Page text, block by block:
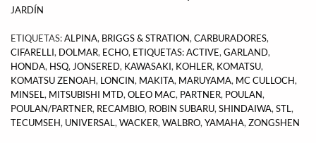
JARDÍN
ETIQUETAS:ALPINA, BRIGGS & STRATION, CARBURADORES,
CIFARELLI, DOLMAR, ECHO, ETIQUETAS: ACTIVE, GARLAND,
HONDA, HSQ, JONSERED, KAWASAKI, KOHLER, KOMATSU,
KOMATSU ZENOAH, LONCIN, MAKITA, MARUYAMA, MC CULLOCH,
MINSEL, MITSUBISHI MTD, OLEO MAC, PARTNER, POULAN,
POULAN/PARTNER, RECAMBIO, ROBIN SUBARU, SHINDAIWA, STL,
TECUMSEH, UNIVERSAL, WACKER, WALBRO, YAMAHA, ZONGSHEN